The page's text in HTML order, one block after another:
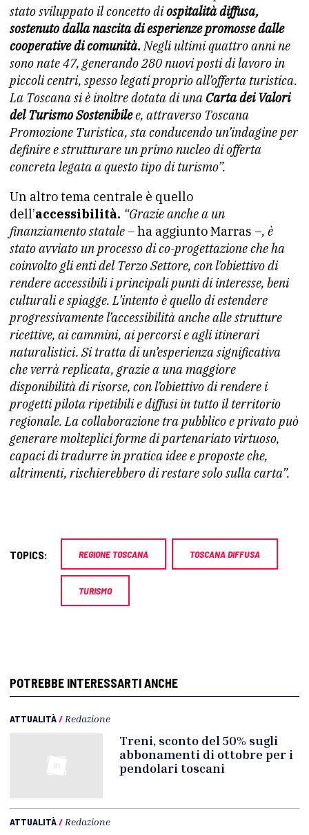
stato sviluppato il concetto diospitalità diffusa,
sostenuto dalla nascita di esperienze promosse dalle
cooperative di comunità.Negli ultimi quattro anni ne
sono nate 47, generando 280 nuovi posti di lavoro in
piccoli centri, spesso legati proprio all’offerta turistica.
La Toscana si è inoltre dotata di una Carta dei Valori
del Turismo Sostenibilee, attraverso Toscana
Promozione Turistica, sta conducendo un’indagine per
definire e strutturare un primo nucleo di offerta
concreta legata a questo tipo di turismo”.
Un altro tema centrale è quello
dell’accessibilità. “Grazie anche a un
finanziamento statale –ha aggiunto Marras –, è
stato avviato un processo di co-progettazione che ha
coinvolto gli enti del Terzo Settore, con l’obiettivo di
rendere accessibili i principali punti di interesse, beni
culturali e spiagge. L’intento è quello di estendere
progressivamente l’accessibilità anche alle strutture
ricettive, ai cammini, ai percorsi e agli itinerari
naturalistici. Si tratta di un’esperienza significativa
che verrà replicata, grazie a una maggiore
disponibilità di risorse, con l’obiettivo di rendere i
progetti pilota ripetibili e diffusi in tutto il territorio
regionale. La collaborazione tra pubblico e privato può
generare molteplici forme di partenariato virtuoso,
capaci di tradurre in pratica idee e proposte che,
altrimenti, rischierebbero di restare solo sulla carta”.
TOPICS: REGIONE TOSCANA TOSCANA DIFFUSA
TURISMO
POTREBBE INTERESSARTI ANCHE
ATTUALITÀ/ Redazione
Treni, sconto del 50% sugli
abbonamenti di ottobre per i
pendolari toscani
ATTUALITÀ/ Redazione